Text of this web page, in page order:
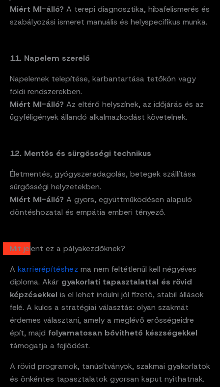
Miért MI-álló? A terepi diagnosztika, hibafelismerés és
szabályozási ismeret manuális és helyspecifikus munka.
11. Napelem szerelő
Napelemek telepítése, karbantartása tetőkön vagy
földi rendszerekben.
Miért MI-álló? Az eltérő helyszínek, az időjárás és az
ügyféligények állandó alkalmazkodást követelnek.
12. Mentős és sürgősségi technikus
Életmentés, gyógyszeradagolás, betegek szállítása
sürgősségi helyzetekben.
Miért MI-álló? A gyors, együttműködésen alapuló
döntéshozatal és empátia emberi tényező.
Mit jelent ez a pályakezdőknek?
A karrierépítéshezma nem feltétlenül kell négyéves
diploma. Akár gyakorlati tapasztalattal és rövid
képzésekkel is el lehet indulni jól fizető, stabil állások
felé. A kulcs a stratégiai választás: olyan szakmát
érdemes választani, amely a meglévő erősségeidre
épít, majd folyamatosan bővíthető készségekkel
támogatja a fejlődést.
A rövid programok, tanúsítványok, szakmai gyakorlatok
és önkéntes tapasztalatok gyorsan kaput nyithatnak.